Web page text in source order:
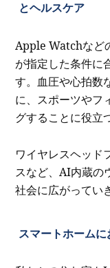
とヘルスケア
Apple Watchなど
が指定した条件に
す。血圧や心拍数
に、スポーツやフ
グすることに役立
ワイヤレスヘッド
スなど、AI内蔵の
社会に広がってい
スマートホーム